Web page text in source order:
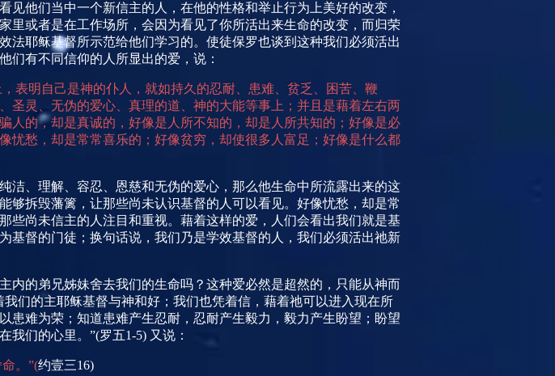
他们当中一个新信主的人，在他的性格和举止行为上美好的改变，
里或者是在工作场所，会因为看见了你所活出来生命的改变，而归荣
耶稣基督所示范给他们学习的。使徒保罗也谈到这种我们必须活出
们有不同信仰的人所显出的爱，说：
表明自己是神的仆人，就如持久的忍耐、患难、贫乏、困苦、鞭
圣灵、无伪的爱心、真理的道、神的大能等事上；并且是藉着左右两
人的，却是真诚的，好像是人所不知的，却是人所共知的；好像是必
忧愁，却是常常喜乐的；好像贫穷，却使很多人富足；好像是什么都
洁、理解、容忍、恩慈和无伪的爱心，那么他生命中所流露出来的这
拆毁藩篱，让那些尚未认识基督的人可以看见。好像忧愁，却是常
些尚未信主的人注目和重视。藉着这样的爱，人们会看出我们就是基
基督的门徒；换句话说，我们乃是学效基督的人，我们必须活出祂新
内的弟兄姊妹舍去我们的生命吗？这种爱必然是超然的，只能从神而
们的主耶稣基督与神和好；我们也凭着信，藉着祂可以进入现在所
患难为荣；知道患难产生忍耐，忍耐产生毅力，毅力产生盼望；盼望
我们的心里。”(罗五1-5) 又说：
。”(约壹三16)